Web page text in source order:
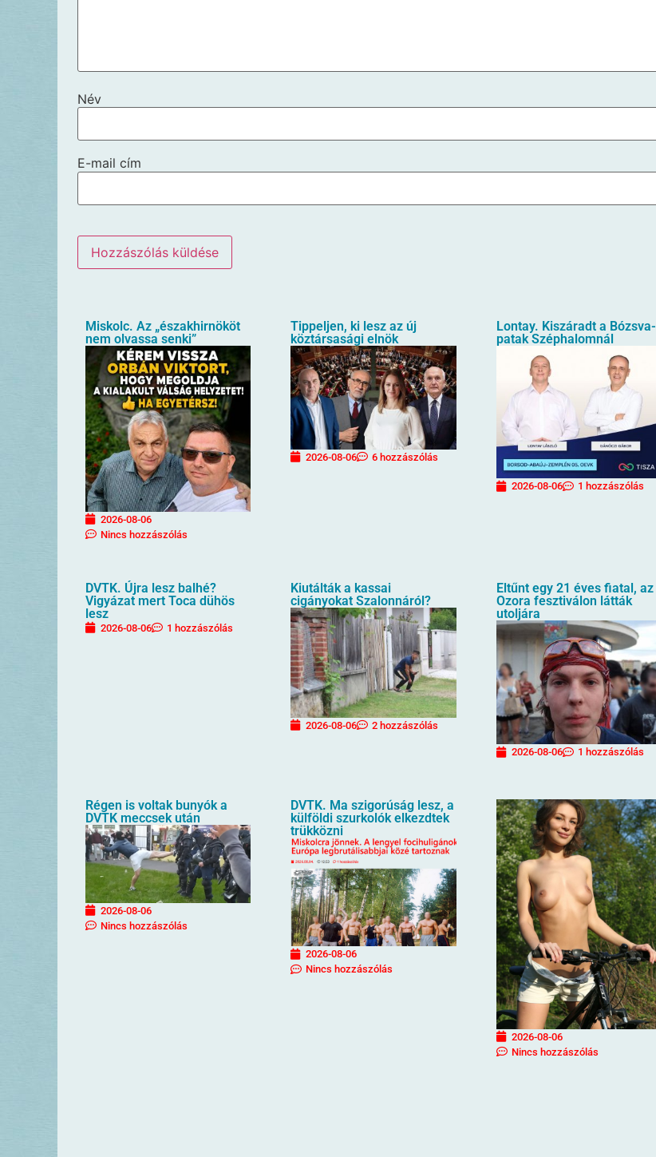
Név
E-mail cím
Miskolc. Az „északhirnököt
nem olvassa senki”
2026-08-06
Nincs hozzászólás
Tippeljen, ki lesz az új
köztársasági elnök
2026-08-06 6 hozzászólás
Lontay. Kiszáradt a Bózsva-
patak Széphalomnál
2026-08-06 1 hozzászólás
DVTK. Újra lesz balhé?
Vigyázat mert Toca dühös
lesz
2026-08-06 1 hozzászólás
Kiutálták a kassai
cigányokat Szalonnáról?
2026-08-06 2 hozzászólás
Eltűnt egy 21 éves fiatal, az
Ozora fesztiválon látták
utoljára
2026-08-06 1 hozzászólás
Régen is voltak bunyók a
DVTK meccsek után
2026-08-06
Nincs hozzászólás
DVTK. Ma szigorúság lesz, a
külföldi szurkolók elkezdtek
trükközni
2026-08-06
Nincs hozzászólás
2026-08-06
Nincs hozzászólás